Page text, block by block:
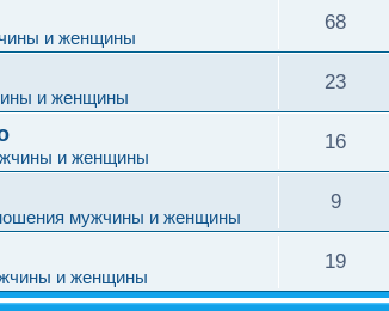
и женщины
68
и женщины
23
и женщины
16
мужчины и женщины
9
и женщины
19